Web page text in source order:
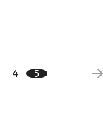
4 5